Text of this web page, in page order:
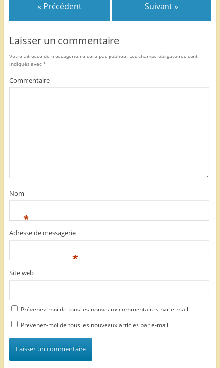
« Précédent Suivant »
Laisser un commentaire
Votre adresse de messagerie ne sera pas publiée. Les champs obligatoires sont
indiqués avec *
Commentaire
Nom
*
Adresse de messagerie
*
Site web
Prévenez-moi de tous les nouveaux commentaires par e-mail.
Prévenez-moi de tous les nouveaux articles par e-mail.